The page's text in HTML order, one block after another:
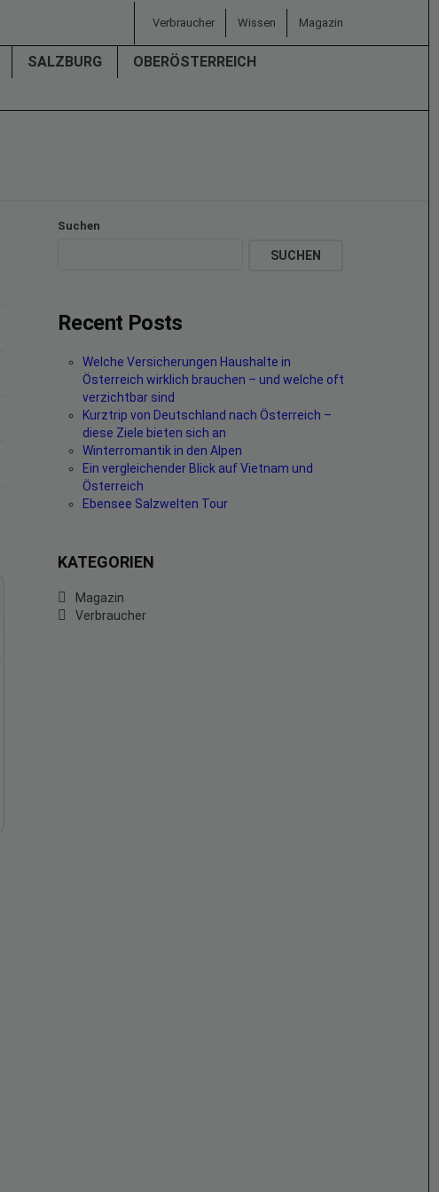
Verbraucher Wissen Magazin
SALZBURG
OBERÖSTERREICH
Suchen
SUCHEN
Recent Posts
Welche Versicherungen Haushalte in
Österreich wirklich brauchen – und welche oft
verzichtbar sind
Kurztrip von Deutschland nach Österreich –
diese Ziele bieten sich an
Winterromantik in den Alpen
Ein vergleichender Blick auf Vietnam und
Österreich
Ebensee Salzwelten Tour
KATEGORIEN
Magazin
Verbraucher